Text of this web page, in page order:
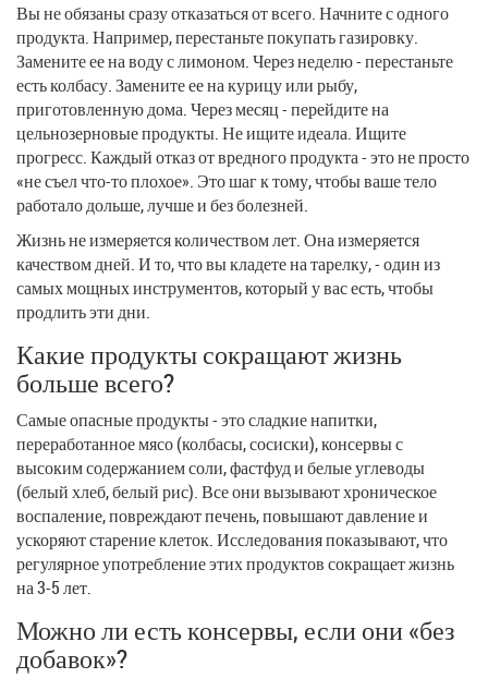
Вы не обязаны сразу отказаться от всего. Начните с одного
продукта. Например, перестаньте покупать газировку.
Замените ее на воду с лимоном. Через неделю - перестаньте
есть колбасу. Замените ее на курицу или рыбу,
приготовленную дома. Через месяц - перейдите на
цельнозерновые продукты. Не ищите идеала. Ищите
прогресс. Каждый отказ от вредного продукта - это не просто
«не съел что-то плохое». Это шаг к тому, чтобы ваше тело
работало дольше, лучше и без болезней.
Жизнь не измеряется количеством лет. Она измеряется
качеством дней. И то, что вы кладете на тарелку, - один из
самых мощных инструментов, который у вас есть, чтобы
продлить эти дни.
Какие продукты сокращают жизнь
больше всего?
Самые опасные продукты - это сладкие напитки,
переработанное мясо (колбасы, сосиски), консервы с
высоким содержанием соли, фастфуд и белые углеводы
(белый хлеб, белый рис). Все они вызывают хроническое
воспаление, повреждают печень, повышают давление и
ускоряют старение клеток. Исследования показывают, что
регулярное употребление этих продуктов сокращает жизнь
на 3-5 лет.
Можно ли есть консервы, если они «без
добавок»?